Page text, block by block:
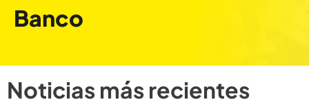
Banco
Noticias más recientes